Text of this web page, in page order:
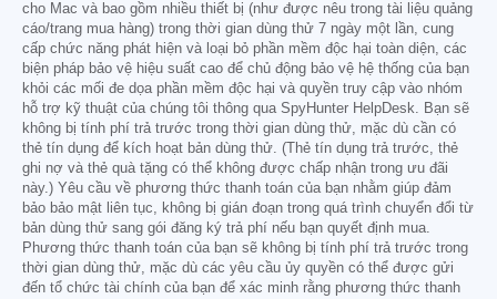
cho Mac và bao gồm nhiều thiết bị (như được nêu trong tài liệu quảng
cáo/trang mua hàng) trong thời gian dùng thử 7 ngày một lần, cung
cấp chức năng phát hiện và loại bỏ phần mềm độc hại toàn diện, các
biện pháp bảo vệ hiệu suất cao để chủ động bảo vệ hệ thống của bạn
khỏi các mối đe dọa phần mềm độc hại và quyền truy cập vào nhóm
hỗ trợ kỹ thuật của chúng tôi thông qua SpyHunter HelpDesk. Bạn sẽ
không bị tính phí trả trước trong thời gian dùng thử, mặc dù cần có
thẻ tín dụng để kích hoạt bản dùng thử. (Thẻ tín dụng trả trước, thẻ
ghi nợ và thẻ quà tặng có thể không được chấp nhận trong ưu đãi
này.) Yêu cầu về phương thức thanh toán của bạn nhằm giúp đảm
bảo bảo mật liên tục, không bị gián đoạn trong quá trình chuyển đổi từ
bản dùng thử sang gói đăng ký trả phí nếu bạn quyết định mua.
Phương thức thanh toán của bạn sẽ không bị tính phí trả trước trong
thời gian dùng thử, mặc dù các yêu cầu ủy quyền có thể được gửi
đến tổ chức tài chính của bạn để xác minh rằng phương thức thanh